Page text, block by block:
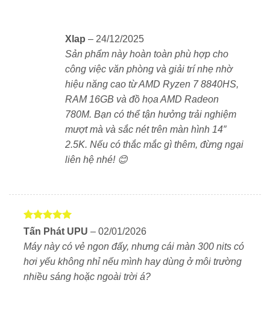
Sinh viên, học sinh cần máy cấu hình cao, gọn nhẹ
Nhân viên văn phòng, freelancer, làm việc từ xa
Người chỉnh sửa ảnh, video nhẹ hoặc làm nội dung
Game thủ phổ thông cần hiệu năng đồ họa ổn định
Lý do nên chọn Dell Inspiron 14 5445
Màn hình sắc nét, tỉ lệ hiển thị lý tưởng
Đầy đủ kết nối, kết hợp thiết kế di động
Mức giá hợp lý, sử dụng bền bỉ theo thời gian
Xlap – 24/12/2025
Sản phẩm này hoàn toàn phù hợp cho
công việc văn phòng và giải trí nhẹ nhờ
hiệu năng cao từ AMD Ryzen 7 8840HS,
RAM 16GB và đồ họa AMD Radeon
780M. Bạn có thể tận hưởng trải nghiệm
mượt mà và sắc nét trên màn hình 14″
2.5K. Nếu có thắc mắc gì thêm, đừng ngại
liên hệ nhé! 😊
Được xếp
sao
Tấn Phát UPU – 02/01/2026
Máy này có vẻ ngon đấy, nhưng cái màn 300 nits có
hơi yếu không nhỉ nếu mình hay dùng ở môi trường
nhiều sáng hoặc ngoài trời á?